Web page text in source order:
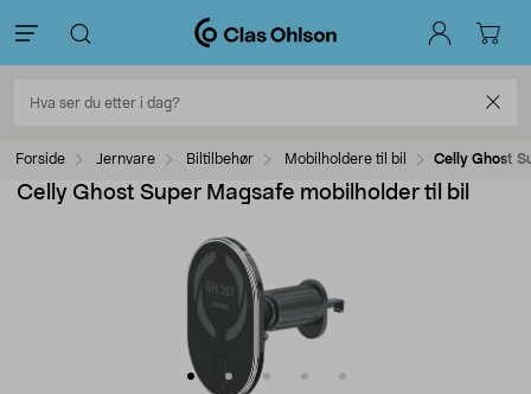
Forside Jernvare Biltilbehør Mobilholdere til bil Celly Ghost
Celly Ghost Super Magsafe mobilholder til bil